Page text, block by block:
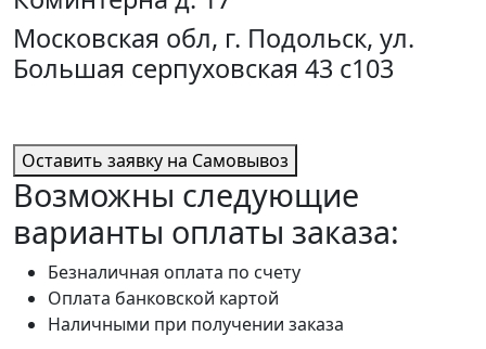
Московская обл, г. Подольск, ул.
Большая серпуховская 43 с103
Оставить заявку на Самовывоз
Возможны следующие
варианты оплаты заказа:
Безналичная оплата по счету
Оплата банковской картой
Наличными при получении заказа